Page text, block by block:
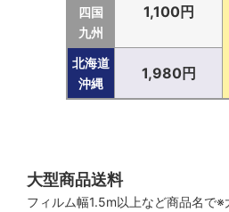
四国
九州
1,100円
北海道
沖縄
1,980円
大型商品送料
フィルム幅1.5m以上など商品名で